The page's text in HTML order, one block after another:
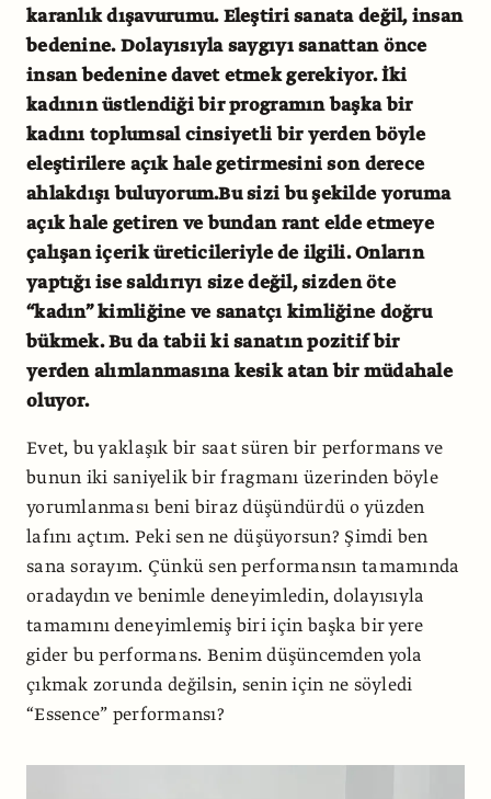
karanlık dışavurumu. Eleştiri sanata değil, insan
bedenine. Dolayısıyla saygıyı sanattan önce
insan bedenine davet etmek gerekiyor. İki
kadının üstlendiği bir programın başka bir
kadını toplumsal cinsiyetli bir yerden böyle
eleştirilere açık hale getirmesini son derece
ahlakdışı buluyorum.Bu sizi bu şekilde yoruma
açık hale getiren ve bundan rant elde etmeye
çalışan içerik üreticileriyle de ilgili. Onların
yaptığı ise saldırıyı size değil, sizden öte
“kadın” kimliğine ve sanatçı kimliğine doğru
bükmek. Bu da tabii ki sanatın pozitif bir
yerden alımlanmasına kesik atan bir müdahale
oluyor.
Evet, bu yaklaşık bir saat süren bir performans ve
bunun iki saniyelik bir fragmanı üzerinden böyle
yorumlanması beni biraz düşündürdü o yüzden
lafını açtım. Peki sen ne düşüyorsun? Şimdi ben
sana sorayım. Çünkü sen performansın tamamında
oradaydın ve benimle deneyimledin, dolayısıyla
tamamını deneyimlemiş biri için başka bir yere
gider bu performans. Benim düşüncemden yola
çıkmak zorunda değilsin, senin için ne söyledi
“Essence” performansı?